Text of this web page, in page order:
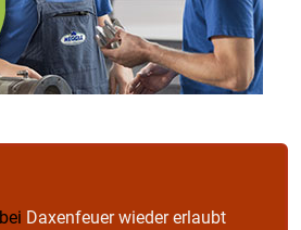
bei Daxenfeuer wieder erlaubt